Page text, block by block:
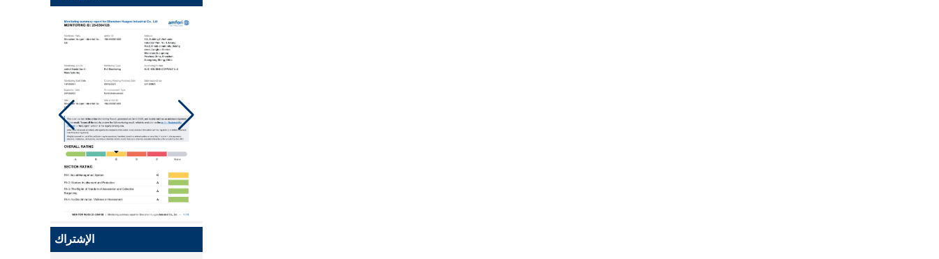
Qi 2.1 نقل شاحن السيارة
اللاسلكي لفائف
Huagon ، نحن جاهزون لـ QI2
Huagon ، نحن جاهزون لـ QI2
تخصيص وحدة الشحن اللاسلكي
القدرة على تخصيص وحدة الشحن
اللاسلكي Huagon والخدمة
Huagon ، أول شركة في الصين
تقدمت بطلب للحصول على شهادة
Qi2 هو نسخة مطورة من Qi
ومعيار شحن لاسلكي محسّن جديد
يعتمد على تقنية Magsafe من
منتجاتنا إلى سلطة التصديق التي
الإشتراك